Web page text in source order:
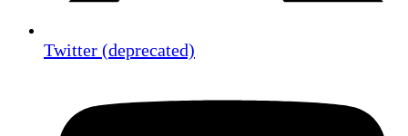
Twitter (deprecated)